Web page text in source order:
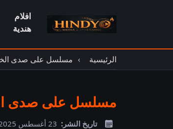
افلام
هندية
الرئيسية مسلسل على صدى
مسلسل على صدى
تاريخ النشر: 23 أغسطس 2025